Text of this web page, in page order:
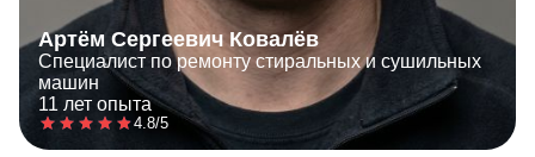
Артём Сергеевич Ковалёв
Специалист по ремонту стиральных и сушильных
машин
11 лет опыта
4.8/5